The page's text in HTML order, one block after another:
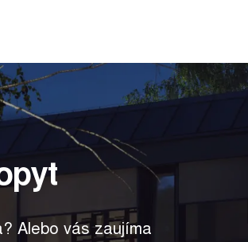
Alebo vás zaujíma